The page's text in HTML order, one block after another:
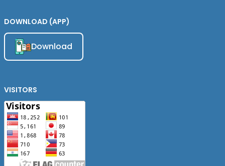
DOWNLOAD (APP)
Download
VISITORS